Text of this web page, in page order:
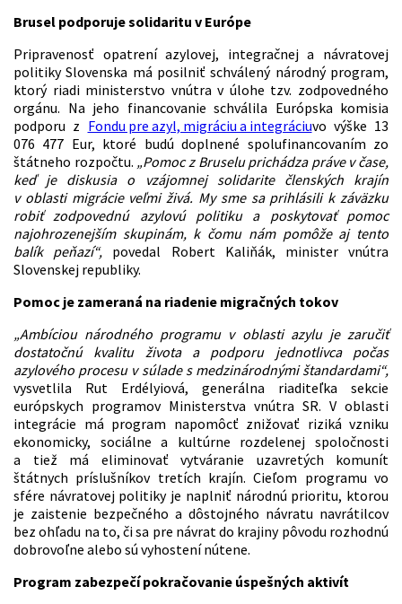
Brusel podporuje solidaritu v Európe
Pripravenosť opatrení azylovej, integračnej a návratovej
politiky Slovenska má posilniť schválený národný program,
ktorý riadi ministerstvo vnútra v úlohe tzv. zodpovedného
orgánu. Na jeho financovanie schválila Európska komisia
podporu z Fondu pre azyl, migráciu a integráciuvo výške 13
076 477 Eur, ktoré budú doplnené spolufinancovaním zo
štátneho rozpočtu. „Pomoc z Bruselu prichádza práve v čase,
keď je diskusia o vzájomnej solidarite členských krajín
v oblasti migrácie veľmi živá. My sme sa prihlásili k záväzku
robiť zodpovednú azylovú politiku a poskytovať pomoc
najohrozenejším skupinám, k čomu nám pomôže aj tento
balík peňazí“, povedal Robert Kaliňák, minister vnútra
Slovenskej republiky.
Pomoc je zameraná na riadenie migračných tokov
„Ambíciou národného programu v oblasti azylu je zaručiť
dostatočnú kvalitu života a podporu jednotlivca počas
azylového procesu v súlade s medzinárodnými štandardami“,
vysvetlila Rut Erdélyiová, generálna riaditeľka sekcie
európskych programov Ministerstva vnútra SR. V oblasti
integrácie má program napomôcť znižovať riziká vzniku
ekonomicky, sociálne a kultúrne rozdelenej spoločnosti
a tiež má eliminovať vytváranie uzavretých komunít
štátnych príslušníkov tretích krajín. Cieľom programu vo
sfére návratovej politiky je naplniť národnú prioritu, ktorou
je zaistenie bezpečného a dôstojného návratu navrátilcov
bez ohľadu na to, či sa pre návrat do krajiny pôvodu rozhodnú
dobrovoľne alebo sú vyhostení nútene.
Program zabezpečí pokračovanie úspešných aktivít